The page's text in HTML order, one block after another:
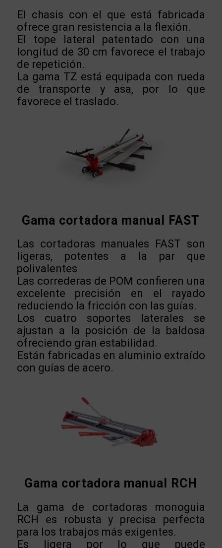
El chasis con el que está fabricada
ofrece gran resistencia a la flexión.
El tope lateral patentado con una
longitud de 30 cm favorece el trabajo
de repetición.
La gama TZ está equipada con rueda
de transporte y asa, por lo que
favorece el traslado.
Gama cortadora manual FAST
Las cortadoras manuales FAST son
ligeras, potentes a la par que
polivalentes
Las correderas de POM confieren una
excelente precisión en el rayado
reduciendo la fricción con las guías.
Los cuatro soportes laterales se
ajustan a la posición de la baldosa
ofreciendo gran estabilidad.
Están fabricadas en aluminio extraído
con guías de acero.
Gama cortadora manual RCH
La gama de cortadoras monoguia
RCH es robusta y precisa perfecta
para los trabajos más exigentes.
Es ligera por lo que puede